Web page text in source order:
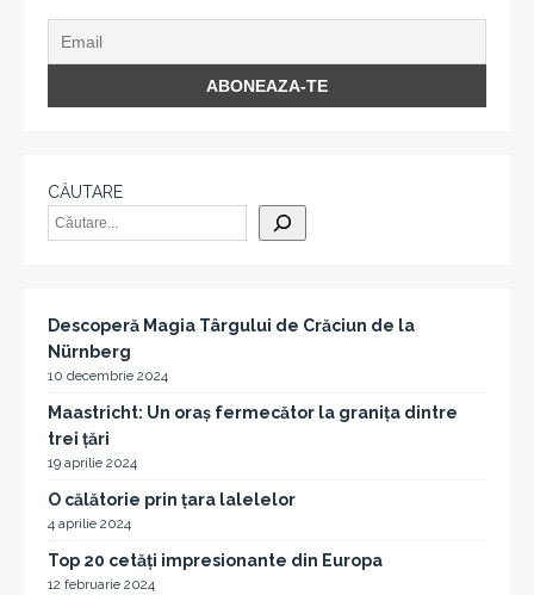
CĂUTARE
Descoperă Magia Târgului de Crăciun de la
Nürnberg
10 decembrie 2024
Maastricht: Un oraș fermecător la granița dintre
trei țări
19 aprilie 2024
O călătorie prin țara lalelelor
4 aprilie 2024
Top 20 cetăți impresionante din Europa
12 februarie 2024